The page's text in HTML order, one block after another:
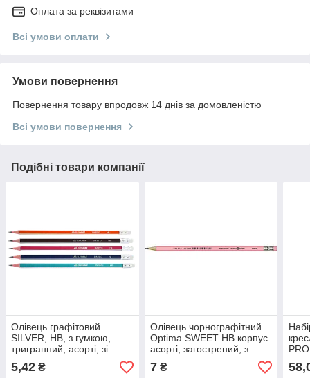
Оплата за реквізитами
Всі умови оплати
Умови повернення
Повернення товару впродовж 14 днів за домовленістю
Всі умови повернення
Подібні товари компанії
Олівець графітовий
SILVER, НВ, з гумкою,
тригранний, асорті, зі
срібл. смужкою
5,42 ₴
Олівець чорнографітний
Optima SWEET HB корпус
асорті, загострений, з
гумкою
7₴
12